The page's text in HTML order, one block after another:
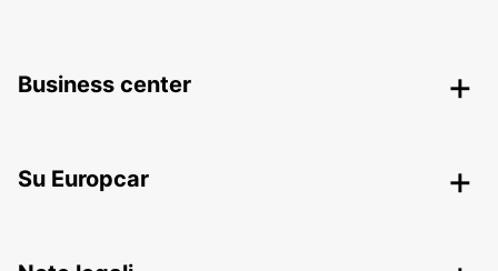
Business center
Su Europcar